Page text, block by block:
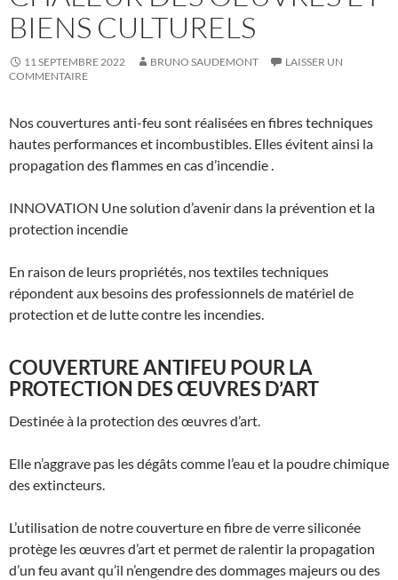
BIENS CULTURELS
11 SEPTEMBRE 2022 BRUNO SAUDEMONT
LAISSER UN
COMMENTAIRE
Nos couvertures anti-feu sont réalisées en fibres techniques
hautes performances et incombustibles. Elles évitent ainsi la
propagation des flammes en cas d’incendie .
INNOVATION Une solution d’avenir dans la prévention et la
protection incendie
En raison de leurs propriétés, nos textiles techniques
répondent aux besoins des professionnels de matériel de
protection et de lutte contre les incendies.
COUVERTURE ANTIFEU POUR LA
PROTECTION DES ŒUVRES D’ART
Destinée à la protection des œuvres d’art.
Elle n’aggrave pas les dégâts comme l’eau et la poudre chimique
des extincteurs.
L’utilisation de notre couverture en fibre de verre siliconée
protège les œuvres d’art et permet de ralentir la propagation
d’un feu avant qu’il n’engendre des dommages majeurs ou des